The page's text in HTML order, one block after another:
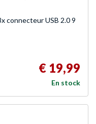
connecteur USB 2.0 9
€ 19,99
En stock